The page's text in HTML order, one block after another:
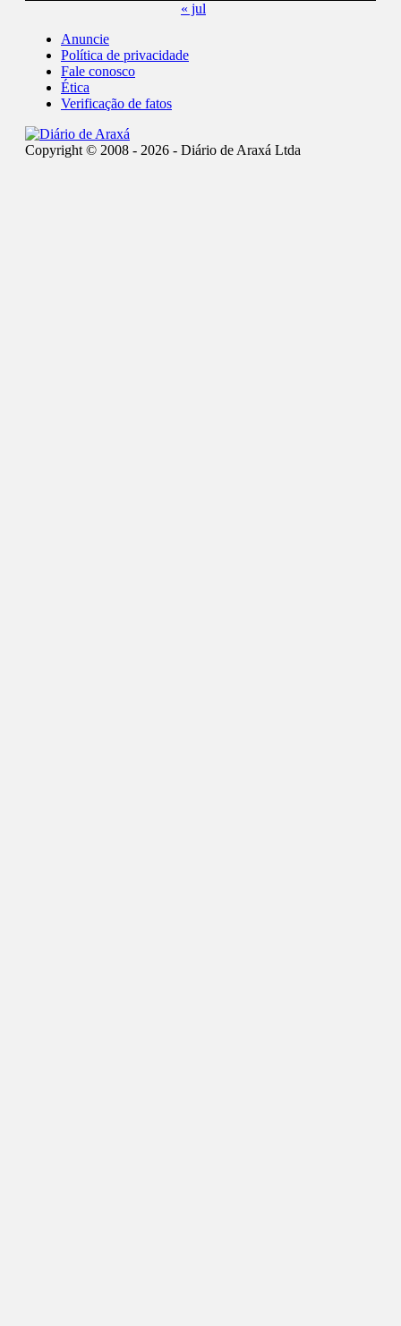
« jul
Anuncie
Política de privacidade
Fale conosco
Ética
Verificação de fatos
Copyright © 2008 - 2026 - Diário de Araxá Ltda